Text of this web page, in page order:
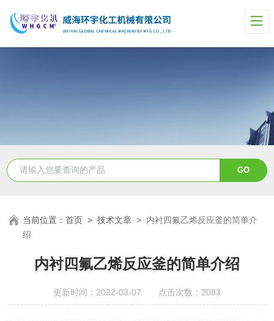
当前位置：首页 >技术文章 > 内衬四氟乙烯反应釜的简单介
绍
内衬四氟乙烯反应釜的简单介绍
更新时间：2022-03-07 点击次数：2083